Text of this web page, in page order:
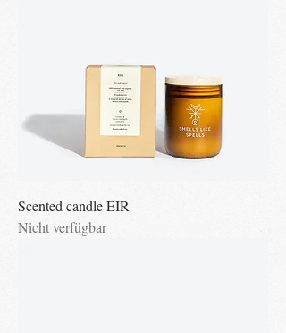
Scented candle EIR
Nicht verfügbar